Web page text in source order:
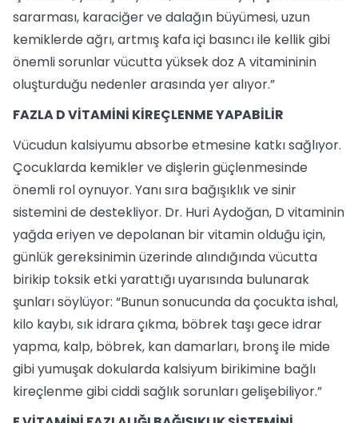
sararması, karaciğer ve dalağın büyümesi, uzun
kemiklerde ağrı, artmış kafa içi basıncı ile kellik gibi
önemli sorunlar vücutta yüksek doz A vitamininin
oluşturduğu nedenler arasında yer alıyor.”
FAZLA D VİTAMİNİ KİREÇLENME YAPABİLİR
Vücudun kalsiyumu absorbe etmesine katkı sağlıyor.
Çocuklarda kemikler ve dişlerin güçlenmesinde
önemli rol oynuyor. Yanı sıra bağışıklık ve sinir
sistemini de destekliyor. Dr. Huri Aydoğan, D vitaminin
yağda eriyen ve depolanan bir vitamin olduğu için,
günlük gereksinimin üzerinde alındığında vücutta
birikip toksik etki yarattığı uyarısında bulunarak
şunları söylüyor: “Bunun sonucunda da çocukta ishal,
kilo kaybı, sık idrara çıkma, böbrek taşı gece idrar
yapma, kalp, böbrek, kan damarları, bronş ile mide
gibi yumuşak dokularda kalsiyum birikimine bağlı
kireçlenme gibi ciddi sağlık sorunları gelişebiliyor.”